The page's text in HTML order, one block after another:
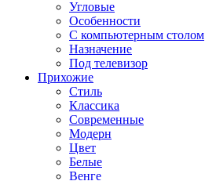
Угловые
Особенности
С компьютерным столом
Назначение
Под телевизор
Прихожие
Стиль
Классика
Современные
Модерн
Цвет
Белые
Венге